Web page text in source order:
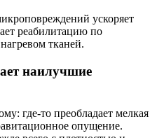
ускоряет
реабилитацию по
тканей.
наилучшие
где‑то преобладает мелкая
опущение.